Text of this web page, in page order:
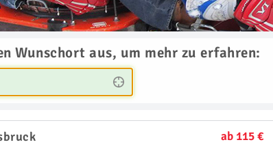
Wunschort aus, um mehr zu erfahren:
ab 115 €